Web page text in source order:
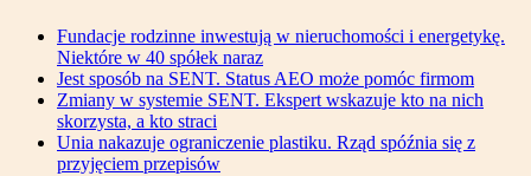
Fundacje rodzinne inwestują w nieruchomości i energetykę.
Niektóre w 40 spółek naraz
Jest sposób na SENT. Status AEO może pomóc firmom
Zmiany w systemie SENT. Ekspert wskazuje kto na nich
skorzysta, a kto straci
Unia nakazuje ograniczenie plastiku. Rząd spóźnia się z
przyjęciem przepisów